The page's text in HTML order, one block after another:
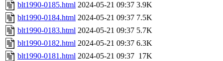
blt1990-0185.html 2024-05-21 09:37 3.9K
blt1990-0184.html 2024-05-21 09:37 7.5K
blt1990-0183.html 2024-05-21 09:37 5.7K
blt1990-0182.html 2024-05-21 09:37 6.3K
blt1990-0181.html 2024-05-21 09:37 17K